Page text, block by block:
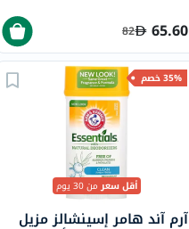
65.60
82
35% خصم
أقل سعرمن 30 يوم
آرم آند هامر إسينشالز مزيل